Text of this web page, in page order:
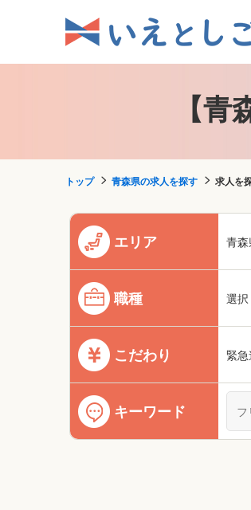
【
トップ 青森県の求人を探す 求人を
エリア 青森
職種 選
こだわり 緊
キーワード